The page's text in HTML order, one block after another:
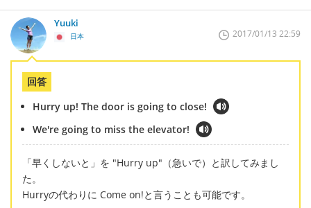
Yuuki
日本 2017/01/13 22:59
回答
Hurry up! The door is going to close!
We're going to miss the elevator!
「早くしないと」を "Hurry up"（急いで）と訳してみまし
た。
Hurryの代わりに Come on!と言うことも可能です。